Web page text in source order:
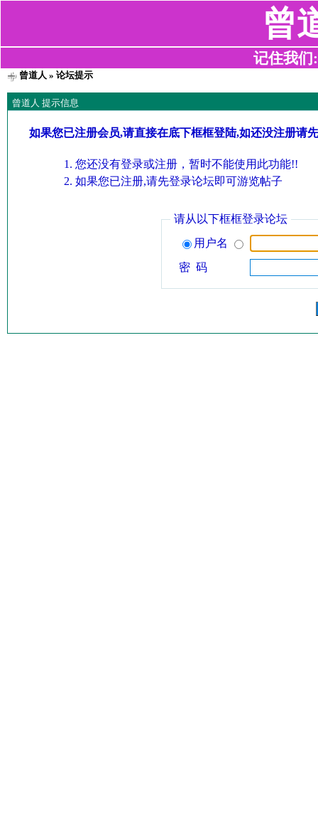
曾
记住我们
曾道人 » 论坛提示
曾道人 提示信息
如果您已注册会员,请直接在底下框框登陆,如还没注册请
您还没有登录或注册，暂时不能使用此功能!!
如果您已注册,请先登录论坛即可游览帖子
请从以下框框登录论坛
用户名
密 码